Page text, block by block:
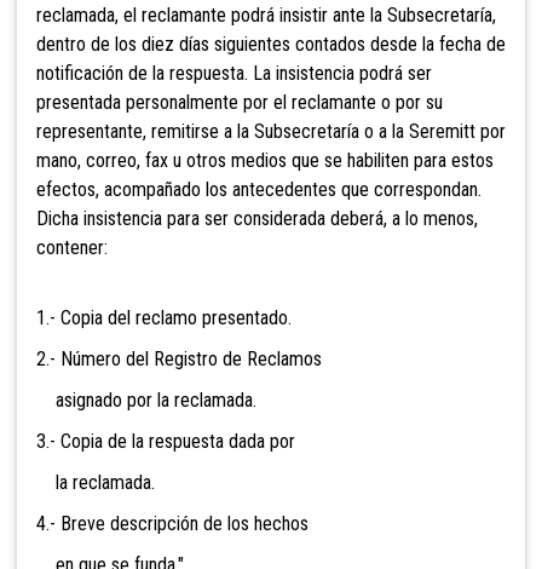
reclamada, el reclamante podrá insistir ante la Subsecretaría,
dentro de los diez días siguientes contados desde la fecha de
notificación de la respuesta. La insistencia podrá ser
presentada personalmente por el reclamante o por su
representante, remitirse a la Subsecretaría o a la Seremitt por
mano, correo, fax u otros medios que se habiliten para estos
efectos, acompañado los antecedentes que correspondan.
Dicha insistencia para ser considerada deberá, a lo menos,
contener:
1.- Copia del reclamo presentado.
2.- Número del Registro de Reclamos
asignado por la reclamada.
3.- Copia de la respuesta dada por
la reclamada.
4.- Breve descripción de los hechos